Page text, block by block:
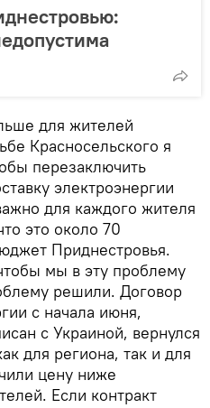
для жителей
Красносельского я
перезаключить
электроэнергии
для каждого жителя
это около 70
Приднестровья.
мы в эту проблему
решили. Договор
с начала июня,
с Украиной, вернулся
для региона, так и для
цену ниже
Если контракт